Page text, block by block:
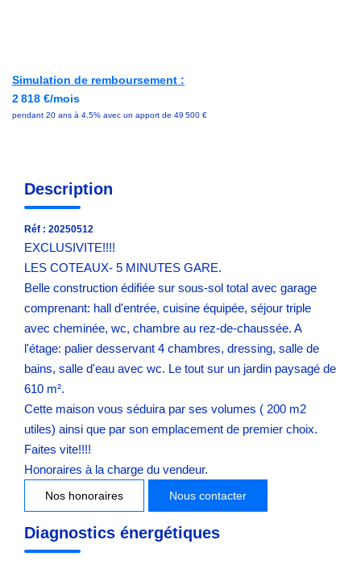
CONTACT
Simulation de remboursement :
2 818 €/mois
pendant 20 ans à 4.5% avec un apport de 49 500 €
Description
Réf : 20250512
EXCLUSIVITE!!!!
LES COTEAUX- 5 MINUTES GARE.
Belle construction édifiée sur sous-sol total avec garage
comprenant: hall d'entrée, cuisine équipée, séjour triple
avec cheminée, wc, chambre au rez-de-chaussée. A
l'étage: palier desservant 4 chambres, dressing, salle de
bains, salle d'eau avec wc. Le tout sur un jardin paysagé de
610 m².
Cette maison vous séduira par ses volumes ( 200 m2
utiles) ainsi que par son emplacement de premier choix.
Faites vite!!!!
Honoraires à la charge du vendeur.
Nos honoraires Nous contacter
Diagnostics énergétiques